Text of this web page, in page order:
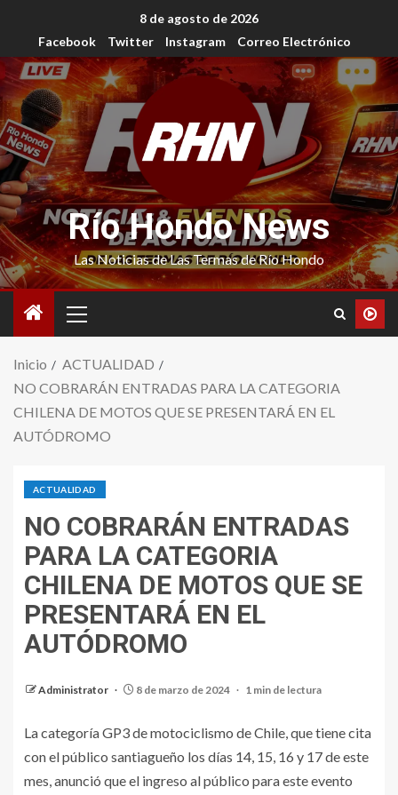
8 de agosto de 2026
Facebook
Twitter Instagram Correo Electrónico
Río Hondo News
Las Noticias de Las Termas de Río Hondo
Inicio
ACTUALIDAD
NO COBRARÁN ENTRADAS PARA LA CATEGORIA
CHILENA DE MOTOS QUE SE PRESENTARÁ EN EL
AUTÓDROMO
ACTUALIDAD
NO COBRARÁN ENTRADAS
PARA LA CATEGORIA
CHILENA DE MOTOS QUE SE
PRESENTARÁ EN EL
AUTÓDROMO
Administrator 8 de marzo de 2024 1 min de lectura
La categoría GP3 de motociclismo de Chile, que tiene cita
con el público santiagueño los días 14, 15, 16 y 17 de este
mes, anunció que el ingreso al público para este evento